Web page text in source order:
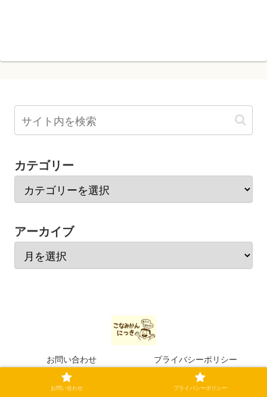
カテゴリー
アーカイブ
お問い合わせ
プライバシーポリシー
お問い合わせ プライバシーポリシー